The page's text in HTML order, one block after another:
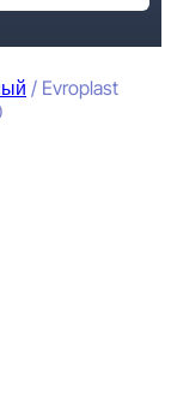
/ Evroplast